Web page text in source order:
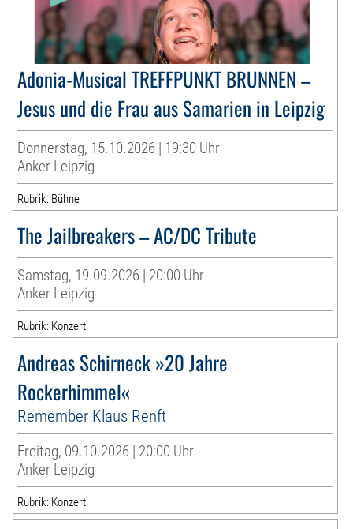
Adonia-Musical TREFFPUNKT BRUNNEN –
Jesus und die Frau aus Samarien in Leipzig
Donnerstag, 15.10.2026 | 19:30 Uhr
Anker Leipzig
Rubrik: Bühne
The Jailbreakers – AC/DC Tribute
Samstag, 19.09.2026 | 20:00 Uhr
Anker Leipzig
Rubrik: Konzert
Andreas Schirneck »20 Jahre
Rockerhimmel«
Remember Klaus Renft
Freitag, 09.10.2026 | 20:00 Uhr
Anker Leipzig
Rubrik: Konzert